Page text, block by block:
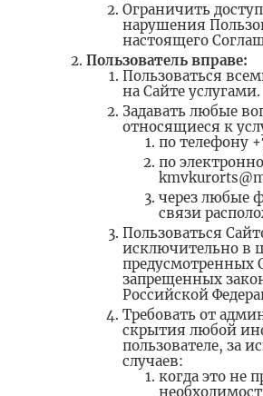
Ограничить
нарушения
настоящего
Пользователь вправе:
Пользоваться
на Сайте услугами.
Задавать любые
относящиеся к
по телефону
по
через любые
связи
Пользоваться
исключительно в
предусмотренных
запрещенных
Российской
Требовать от
скрытия любой
пользователе, за
случаев:
когда это не